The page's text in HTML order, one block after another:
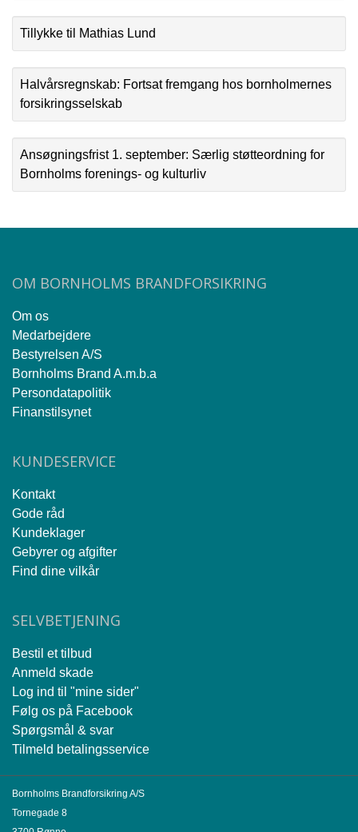
Tillykke til Mathias Lund
Halvårsregnskab: Fortsat fremgang hos bornholmernes
forsikringsselskab
Ansøgningsfrist 1. september: Særlig støtteordning for
Bornholms forenings- og kulturliv
OM BORNHOLMS BRANDFORSIKRING
Om os
Medarbejdere
Bestyrelsen A/S
Bornholms Brand A.m.b.a
Persondatapolitik
Finanstilsynet
KUNDESERVICE
Kontakt
Gode råd
Kundeklager
Gebyrer og afgifter
Find dine vilkår
SELVBETJENING
Bestil et tilbud
Anmeld skade
Log ind til "mine sider"
Følg os på Facebook
Spørgsmål & svar
Tilmeld betalingsservice
Bornholms Brandforsikring A/S
Tornegade 8